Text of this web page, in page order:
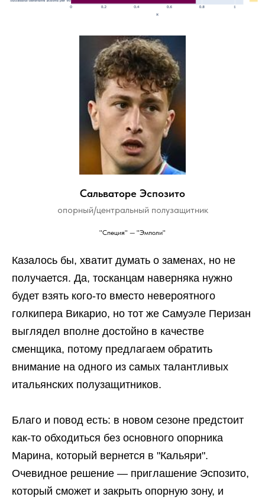
Сальваторе Эспозито
опорный/центральный полузащитник
"Специя" — "Эмполи"
Казалось бы, хватит думать о заменах, но не
получается. Да, тосканцам наверняка нужно
будет взять кого-то вместо невероятного
голкипера Викарио, но тот же Самуэле Перизан
выглядел вполне достойно в качестве
сменщика, потому предлагаем обратить
внимание на одного из самых талантливых
итальянских полузащитников.
Благо и повод есть: в новом сезоне предстоит
как-то обходиться без основного опорника
Марина, который вернется в "Кальяри".
Очевидное решение — приглашение Эспозито,
который сможет и закрыть опорную зону, и